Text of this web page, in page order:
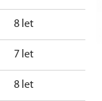
8 let
7 let
8 let